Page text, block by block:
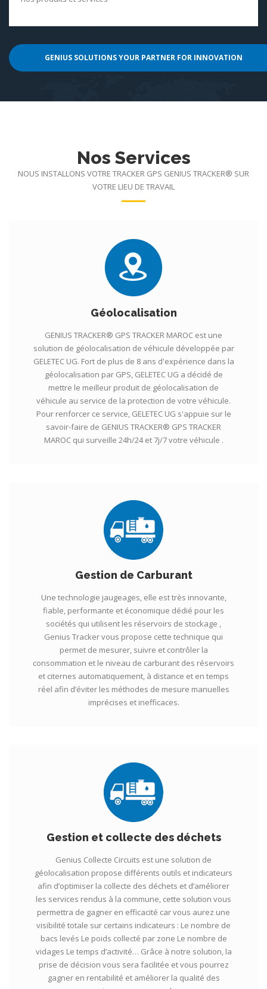
GENIUS SOLUTIONS YOUR PARTNER FOR INNOVATION
Nos Services
NOUS INSTALLONS VOTRE TRACKER GPS GENIUS TRACKER® SUR
VOTRE LIEU DE TRAVAIL
Géolocalisation
GENIUS TRACKER® GPS TRACKER MAROC est une
solution de géolocalisation de véhicule développée par
GELETEC UG. Fort de plus de 8 ans d'expérience dans la
géolocalisation par GPS, GELETEC UG a décidé de
mettre le meilleur produit de géolocalisation de
véhicule au service de la protection de votre véhicule.
Pour renforcer ce service, GELETEC UG s'appuie sur le
savoir-faire de GENIUS TRACKER® GPS TRACKER
MAROC qui surveille 24h/24 et 7j/7 votre véhicule .
Gestion de Carburant
Une technologie jaugeages, elle est très innovante,
fiable, performante et économique dédié pour les
sociétés qui utilisent les réservoirs de stockage ,
Genius Tracker vous propose cette technique qui
permet de mesurer, suivre et contrôler la
consommation et le niveau de carburant des réservoirs
et citernes automatiquement, à distance et en temps
réel afin d’éviter les méthodes de mesure manuelles
imprécises et inefficaces.
Gestion et collecte des déchets
Genius Collecte Circuits est une solution de
géolocalisation propose différents outils et indicateurs
afin d’optimiser la collecte des déchets et d’améliorer
les services rendus à la commune, cette solution vous
permettra de gagner en efficacité car vous aurez une
visibilité totale sur certains indicateurs : Le nombre de
bacs levés Le poids collecté par zone Le nombre de
vidages Le temps d’activité… Grâce à notre solution, la
prise de décision vous sera facilitée et vous pourrez
gagner en rentabilité et améliorer la qualité des